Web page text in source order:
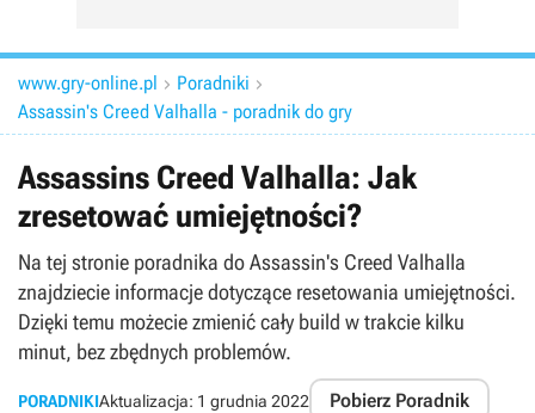
www.gry-online.pl  Poradniki 
Assassin's Creed Valhalla - poradnik do gry
Assassins Creed Valhalla: Jak
zresetować umiejętności?
Na tej stronie poradnika do Assassin's Creed Valhalla
znajdziecie informacje dotyczące resetowania umiejętności.
Dzięki temu możecie zmienić cały build w trakcie kilku
minut, bez zbędnych problemów.
PORADNIKIAktualizacja: 1 grudnia 2022 Pobierz Poradnik